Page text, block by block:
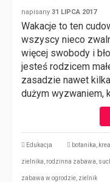
napisany 31 LIPCA 2017
Wakacje to ten
wszyscy nieco
więcej swobody i
jesteś rodzicem
zasadzie nawet
dużym wyzwaniem,
Edukacja botanika
zielnika rodzinna zabawa
zabawa w ogrodzie zielnik